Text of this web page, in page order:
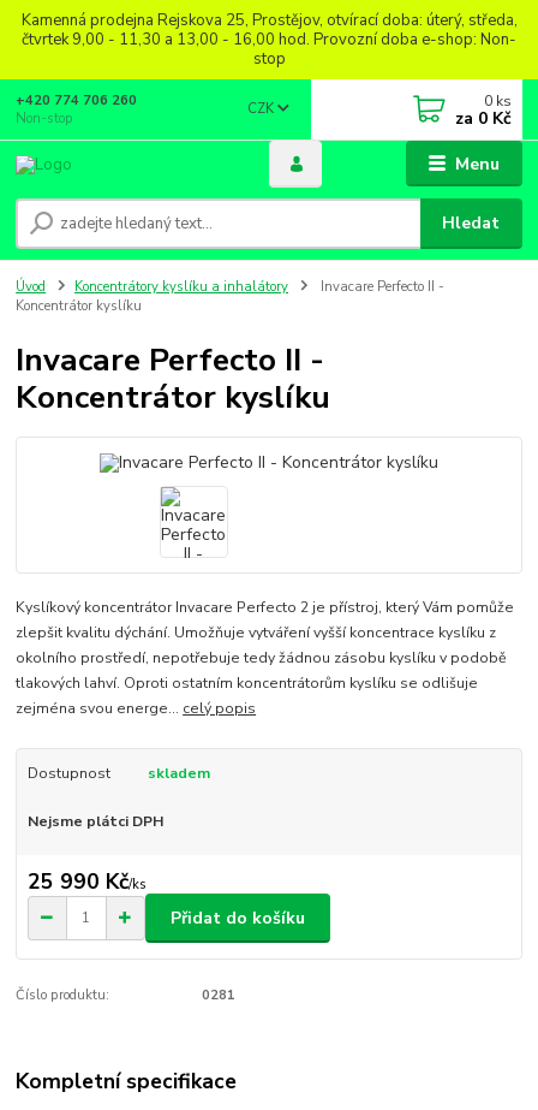
Kamenná prodejna Rejskova 25, Prostějov, otvírací doba: úterý, středa,
čtvrtek 9,00 - 11,30 a 13,00 - 16,00 hod. Provozní doba e-shop: Non-
stop
Menu
CZK
Hledat
+420 774 706 260
Non-stop
0 ks
za 0 Kč
Úvod Koncentrátory kyslíku a inhalátory
Invacare Perfecto II -
Koncentrátor kyslíku
Invacare Perfecto II -
Koncentrátor kyslíku
Kyslíkový koncentrátor Invacare Perfecto 2 je přístroj, který Vám pomůže
zlepšit kvalitu dýchání. Umožňuje vytváření vyšší koncentrace kyslíku z
okolního prostředí, nepotřebuje tedy žádnou zásobu kyslíku v podobě
tlakových lahví. Oproti ostatním koncentrátorům kyslíku se odlišuje
zejména svou energe... celý popis
Dostupnost skladem
Nejsme plátci DPH
25 990 Kč/ks
Přidat do košíku
Číslo produktu: 0281
Kompletní specifikace